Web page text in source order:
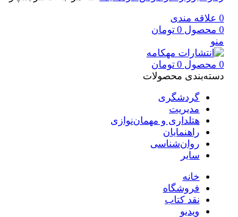
0 علاقه مندی
0 محصول 0 تومان
منو
0 محصول 0 تومان
دسته‌بندی محصولات
گردشگری
مدیریت
هتلداری و مهمان‌نوازی
راهنمایان
روان‌شناسی
سایر
خانه
فروشگاه
نقد کتاب
ویدیو